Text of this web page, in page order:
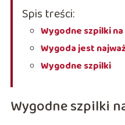
Spis treści:
Wygodne szpilki
Wygoda jest
Wygodne szpilki
Wygodne szpilki